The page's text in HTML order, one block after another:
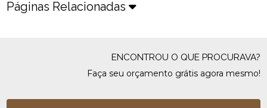
Páginas Relacionadas
ENCONTROU O QUE PROCURAVA?
Faça seu orçamento grátis agora mesmo!